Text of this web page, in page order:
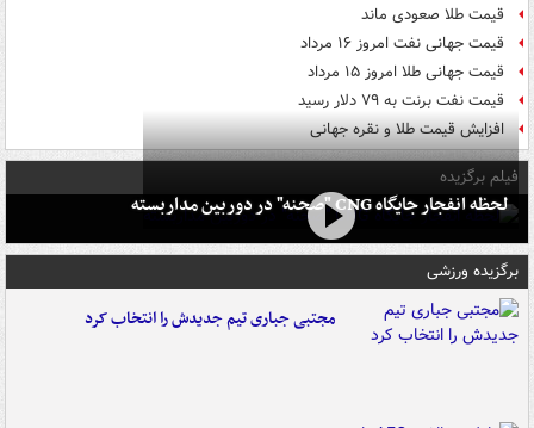
قیمت طلا صعودی ماند
قیمت جهانی نفت امروز ۱۶ مرداد
قیمت جهانی طلا امروز ۱۵ مرداد
قیمت نفت برنت به ۷۹ دلار رسید
افزایش قیمت طلا و نقره جهانی
فیلم برگزیده
لحظه انفجار جایگاه CNG "صحنه" در دوربین مداربسته
برگزیده ورزشی
مجتبی جباری تیم جدیدش را انتخاب کرد